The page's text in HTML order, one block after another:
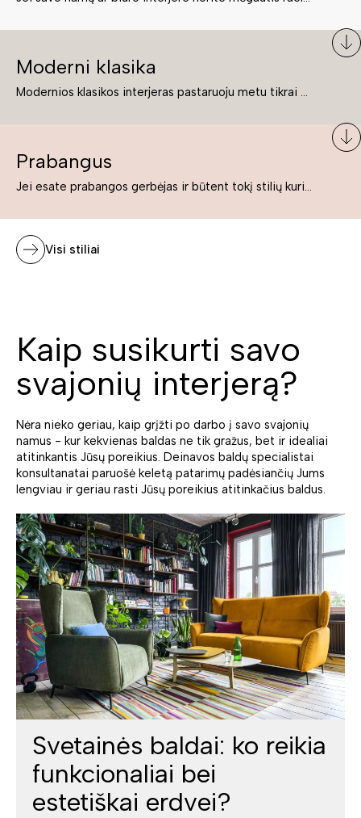
Moderni klasika
Modernios klasikos interjeras pastaruoju metu tikrai yra „ant bangos“. Tie, kurie nenori pernelyg nutolti nuo klasikos, bet drauge žavisi šiuolaikiškais sprendimais, su malonumu savo namuose kuria klasikos ir modernaus interjero tandemą – elegantišką, subtilų ir žavingą.
Prabangus
Jei esate prabangos gerbėjas ir būtent tokį stilių kuriate savo namuose ar biure, tuomet solidūs, prabangūs baldai nepriekaištingai įsilies į Jūsų kuriamą interjerą.
Visi stiliai
Kaip susikurti savo
svajonių interjerą?
Nėra nieko geriau, kaip grįžti po darbo į savo svajonių
namus - kur kekvienas baldas ne tik gražus, bet ir idealiai
atitinkantis Jūsų poreikius. Deinavos baldų specialistai
konsultanatai paruošė keletą patarimų padėsiančių Jums
lengviau ir geriau rasti Jūsų poreikius atitinkačius baldus.
Svetainės baldai: ko reikia
funkcionaliai bei
estetiškai erdvei?